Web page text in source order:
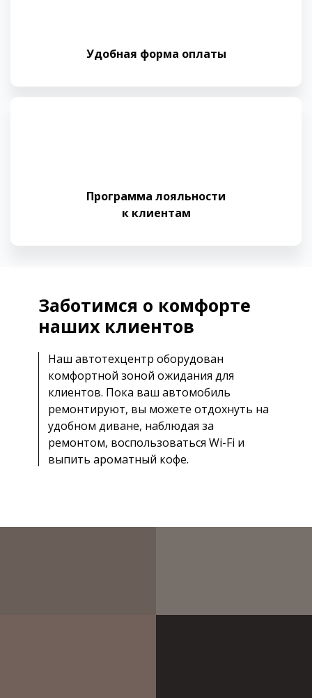
Удобная форма оплаты
Программа лояльности
к клиентам
Заботимся о комфорте
наших клиентов
Наш автотехцентр оборудован
комфортной зоной ожидания для
клиентов. Пока ваш автомобиль
ремонтируют, вы можете отдохнуть на
удобном диване, наблюдая за
ремонтом, воспользоваться Wi-Fi и
выпить ароматный кофе.